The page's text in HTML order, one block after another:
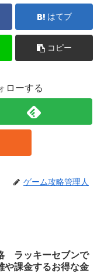
はてブ
コピー
ローする
ゲーム攻略管理人
ラッキーセブンで
や課金するお得な金